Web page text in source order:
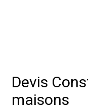
Devis
maisons